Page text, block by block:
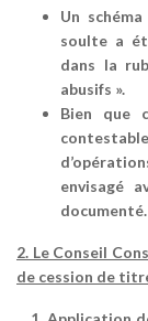
Un
soulte a
dans la
abusifs ».
Bien que
envisagé
documenté.
2. Le Conseil
de cession de